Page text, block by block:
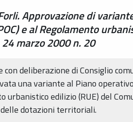
Approvazione di
e al Regolamento
24 marzo 2000 n. 20
con deliberazione di Consiglio
una variante al Piano
urbanistico edilizio (RUE) del
dotazioni territoriali.